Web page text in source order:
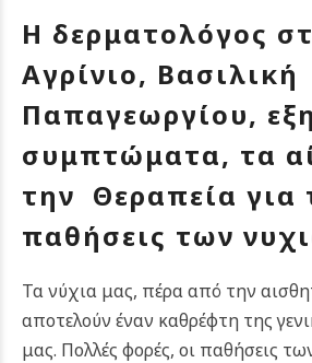
Η δερματολόγος
Αγρίνιο, Βασιλική
Παπαγεωργίου,
συμπτώματα, τα
την Θεραπεία για
παθήσεις των
Τα νύχια μας, πέρα από την
αποτελούν έναν καθρέφτη της
μας. Πολλές φορές, οι παθήσεις